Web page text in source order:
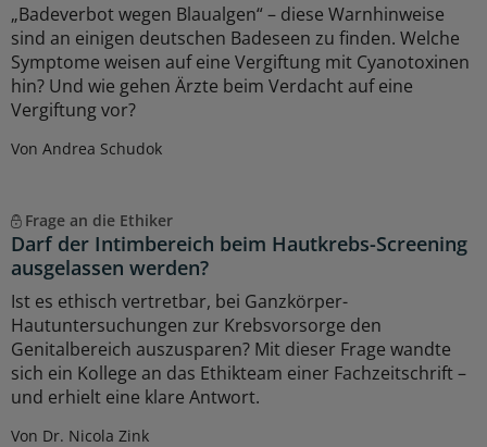
„Badeverbot wegen Blaualgen“ – diese Warnhinweise
sind an einigen deutschen Badeseen zu finden. Welche
Symptome weisen auf eine Vergiftung mit Cyanotoxinen
hin? Und wie gehen Ärzte beim Verdacht auf eine
Vergiftung vor?
Von Andrea Schudok
Frage an die Ethiker
Darf der Intimbereich beim Hautkrebs-Screening
ausgelassen werden?
Ist es ethisch vertretbar, bei Ganzkörper-
Hautuntersuchungen zur Krebsvorsorge den
Genitalbereich auszusparen? Mit dieser Frage wandte
sich ein Kollege an das Ethikteam einer Fachzeitschrift –
und erhielt eine klare Antwort.
Von Dr. Nicola Zink